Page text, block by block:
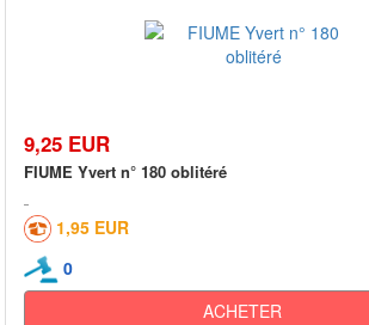
9,25 EUR
FIUME Yvert n° 180 oblitéré
1,95 EUR
0
ACHETER